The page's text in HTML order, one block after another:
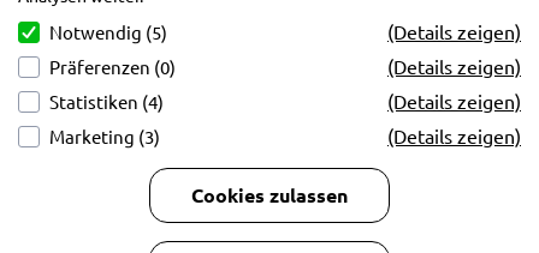
Notwendig (5) (Details zeigen)
Präferenzen (0) (Details zeigen)
Statistiken (4) (Details zeigen)
Marketing (3) (Details zeigen)
Cookies zulassen
und Ihre neuen Räder betrachten? Oder doch lieber eine Volvo Jacke
kaufen? Von Ford bis Volvo, wir bieten Ihnen tolle Fotos mit allen Infos
und schnellen Kontakt zum AutoShop Wimmer. Schreiben Sie eine Mail,
AutoCenter Wimmer GmbH & Co KG.